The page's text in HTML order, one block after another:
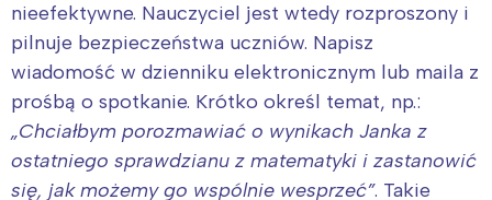
nieefektywne. Nauczyciel jest wtedy rozproszony i
pilnuje bezpieczeństwa uczniów. Napisz
wiadomość w dzienniku elektronicznym lub maila z
prośbą o spotkanie. Krótko określ temat, np.:
„Chciałbym porozmawiać o wynikach Janka z
ostatniego sprawdzianu z matematyki i zastanowić
się, jak możemy go wspólnie wesprzeć”. Takie